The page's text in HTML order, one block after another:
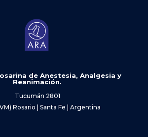
de Anestesia, Analgesia y
Reanimación.
Tucumán 2801
Rosario | Santa Fe | Argentina